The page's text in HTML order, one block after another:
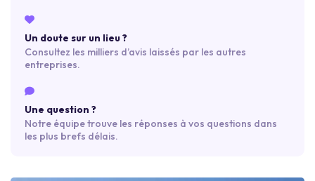
Un doute sur un lieu ?
Consultez les milliers d’avis laissés par les autres
entreprises.
Une question ?
Notre équipe trouve les réponses à vos questions dans
les plus brefs délais.